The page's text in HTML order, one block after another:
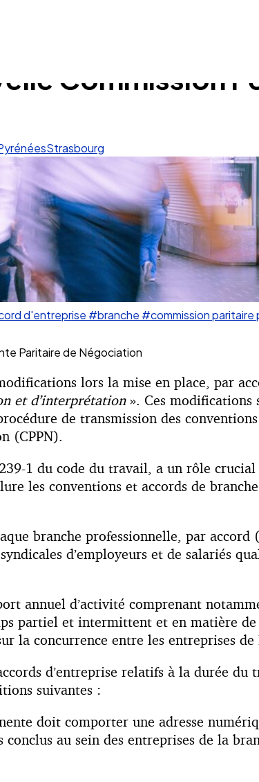
Strasbourg
Commission
d'entreprise #branche #commission
Paritaire de Négociation
lors la mise en place, par
et d’interprétation». Ces modifications
de transmission des
(CPPN).
1 du code du travail, a un rôle
les conventions et accords de
branche professionnelle, par
d’employeurs et de salariés
annuel d’activité comprenant
partiel et intermittent et en matière de
la concurrence entre les entreprises de
d’entreprise relatifs à la durée
suivantes :
doit comporter une adresse
au sein des entreprises de la